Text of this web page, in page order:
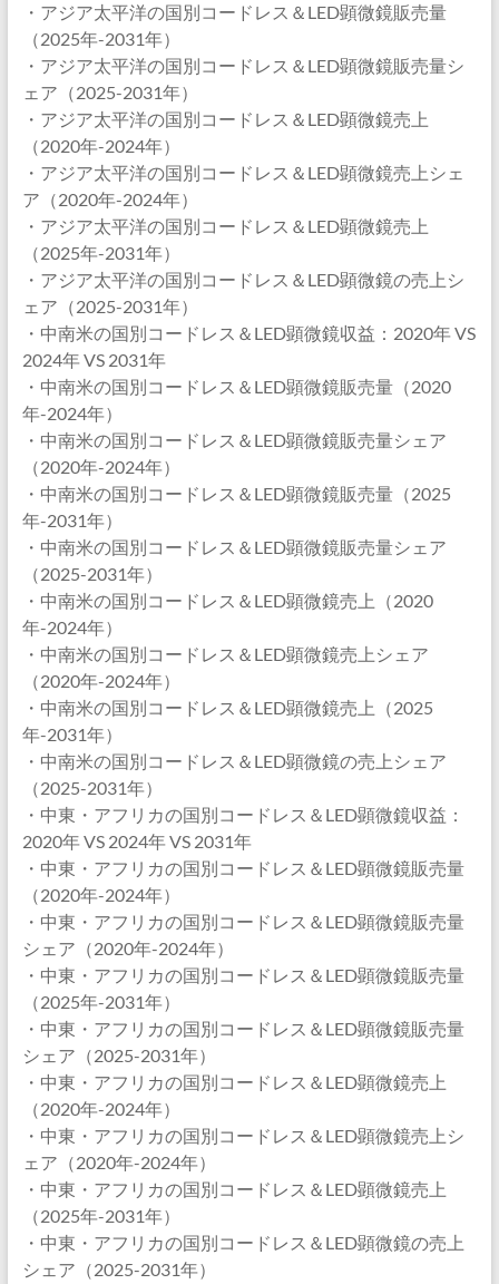
・アジア太平洋の国別コードレス＆LED顕微鏡販売量
（2025年-2031年）
・アジア太平洋の国別コードレス＆LED顕微鏡販売量シ
ェア（2025-2031年）
・アジア太平洋の国別コードレス＆LED顕微鏡売上
（2020年-2024年）
・アジア太平洋の国別コードレス＆LED顕微鏡売上シェ
ア（2020年-2024年）
・アジア太平洋の国別コードレス＆LED顕微鏡売上
（2025年-2031年）
・アジア太平洋の国別コードレス＆LED顕微鏡の売上シ
ェア（2025-2031年）
・中南米の国別コードレス＆LED顕微鏡収益：2020年 VS
2024年 VS 2031年
・中南米の国別コードレス＆LED顕微鏡販売量（2020
年-2024年）
・中南米の国別コードレス＆LED顕微鏡販売量シェア
（2020年-2024年）
・中南米の国別コードレス＆LED顕微鏡販売量（2025
年-2031年）
・中南米の国別コードレス＆LED顕微鏡販売量シェア
（2025-2031年）
・中南米の国別コードレス＆LED顕微鏡売上（2020
年-2024年）
・中南米の国別コードレス＆LED顕微鏡売上シェア
（2020年-2024年）
・中南米の国別コードレス＆LED顕微鏡売上（2025
年-2031年）
・中南米の国別コードレス＆LED顕微鏡の売上シェア
（2025-2031年）
・中東・アフリカの国別コードレス＆LED顕微鏡収益：
2020年 VS 2024年 VS 2031年
・中東・アフリカの国別コードレス＆LED顕微鏡販売量
（2020年-2024年）
・中東・アフリカの国別コードレス＆LED顕微鏡販売量
シェア（2020年-2024年）
・中東・アフリカの国別コードレス＆LED顕微鏡販売量
（2025年-2031年）
・中東・アフリカの国別コードレス＆LED顕微鏡販売量
シェア（2025-2031年）
・中東・アフリカの国別コードレス＆LED顕微鏡売上
（2020年-2024年）
・中東・アフリカの国別コードレス＆LED顕微鏡売上シ
ェア（2020年-2024年）
・中東・アフリカの国別コードレス＆LED顕微鏡売上
（2025年-2031年）
・中東・アフリカの国別コードレス＆LED顕微鏡の売上
シェア（2025-2031年）